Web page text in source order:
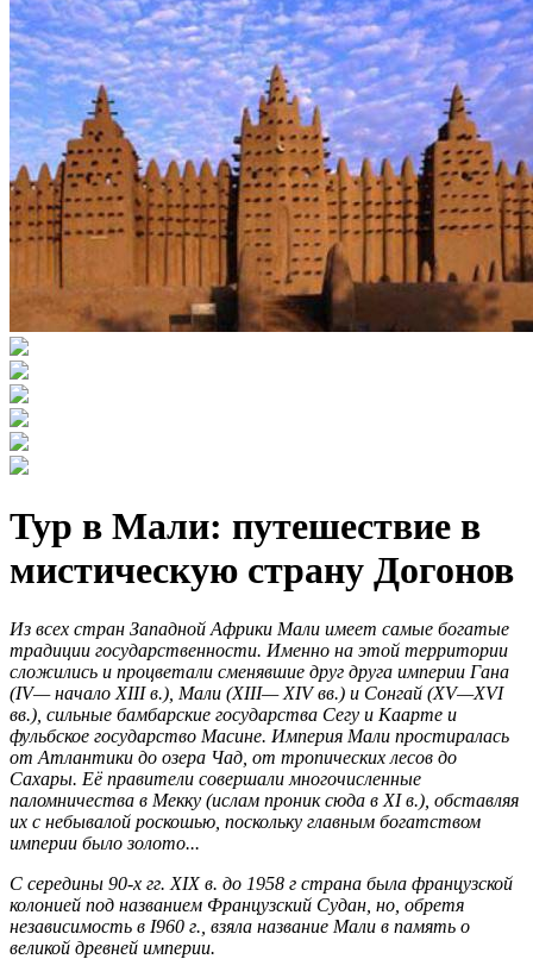
Тур в Мали: путешествие в
мистическую страну Догонов
Из всех стран Западной Африки Мали имеет самые богатые
традиции государственности. Именно на этой территории
сложились и процветали сменявшие друг друга империи Гана
(IV— начало XIII в.), Мали (XIII— XIV вв.) и Сонгай (XV—XVI
вв.), сильные бамбарские государства Сегу и Каарте и
фульбское государство Масине. Империя Мали простиралась
от Атлантики до озера Чад, от тропических лесов до
Сахары. Её правители совершали многочисленные
паломничества в Мекку (ислам проник сюда в XI в.), обставляя
их с небывалой роскошью, поскольку главным богатством
империи было золото...
С середины 90-х гг. XIX в. до 1958 г страна была французской
колонией под названием Французский Судан, но, обретя
независимость в I960 г., взяла название Мали в память о
великой древней империи.